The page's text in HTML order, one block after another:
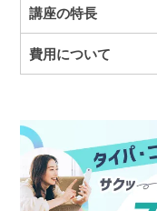
講座の特長
費用について